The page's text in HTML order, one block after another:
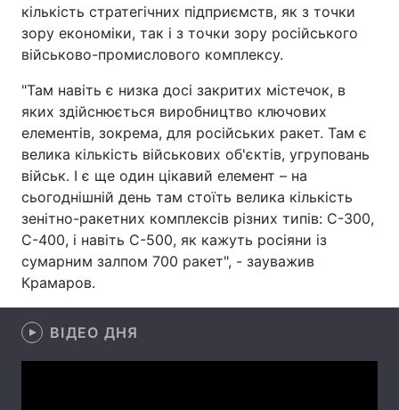
Зброя Інциденти
Цікавинки Погода
Лонгріди
Відео з Youtube Статті
Інтерв'ю
кількість стратегічних підприємств, як з точки
зору економіки, так і з точки зору російського
військово-промислового комплексу.
"Там навіть є низка досі закритих містечок, в
яких здійснюється виробництво ключових
елементів, зокрема, для російських ракет. Там є
велика кількість військових об'єктів, угруповань
військ. І є ще один цікавий елемент – на
сьогоднішній день там стоїть велика кількість
зенітно-ракетних комплексів різних типів: С-300,
С-400, і навіть С-500, як кажуть росіяни із
сумарним залпом 700 ракет", - зауважив
Крамаров.
ВІДЕО ДНЯ